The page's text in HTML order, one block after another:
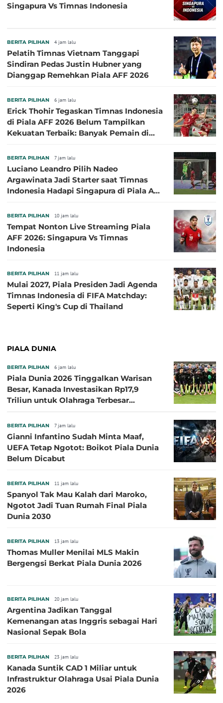
Singapura Vs Timnas Indonesia
BERITA PILIHAN 4 jam lalu
Pelatih Timnas Vietnam Tanggapi
Sindiran Pedas Justin Hubner yang
Dianggap Remehkan Piala AFF 2026
BERITA PILIHAN 6 jam lalu
Erick Thohir Tegaskan Timnas Indonesia
di Piala AFF 2026 Belum Tampilkan
Kekuatan Terbaik: Banyak Pemain di
BERITA PILIHAN 7 jam lalu
Luciano Leandro Pilih Nadeo
Argawinata Jadi Starter saat Timnas
Indonesia Hadapi Singapura di Piala AFF
BERITA PILIHAN 10 jam lalu
Tempat Nonton Live Streaming Piala
AFF 2026: Singapura Vs Timnas
Indonesia
BERITA PILIHAN 11 jam lalu
Mulai 2027, Piala Presiden Jadi Agenda
Timnas Indonesia di FIFA Matchday:
Seperti King's Cup di Thailand
PIALA DUNIA
BERITA PILIHAN 6 jam lalu
Piala Dunia 2026 Tinggalkan Warisan
Besar, Kanada Investasikan Rp17,9
Triliun untuk Olahraga Terbesar
BERITA PILIHAN 7 jam lalu
Gianni Infantino Sudah Minta Maaf,
UEFA Tetap Ngotot: Boikot Piala Dunia
Belum Dicabut
BERITA PILIHAN 11 jam lalu
Spanyol Tak Mau Kalah dari Maroko,
Ngotot Jadi Tuan Rumah Final Piala
Dunia 2030
BERITA PILIHAN 13 jam lalu
Thomas Muller Menilai MLS Makin
Bergengsi Berkat Piala Dunia 2026
BERITA PILIHAN 20 jam lalu
Argentina Jadikan Tanggal
Kemenangan atas Inggris sebagai Hari
Nasional Sepak Bola
BERITA PILIHAN 23 jam lalu
Kanada Suntik CAD 1 Miliar untuk
Infrastruktur Olahraga Usai Piala Dunia
2026